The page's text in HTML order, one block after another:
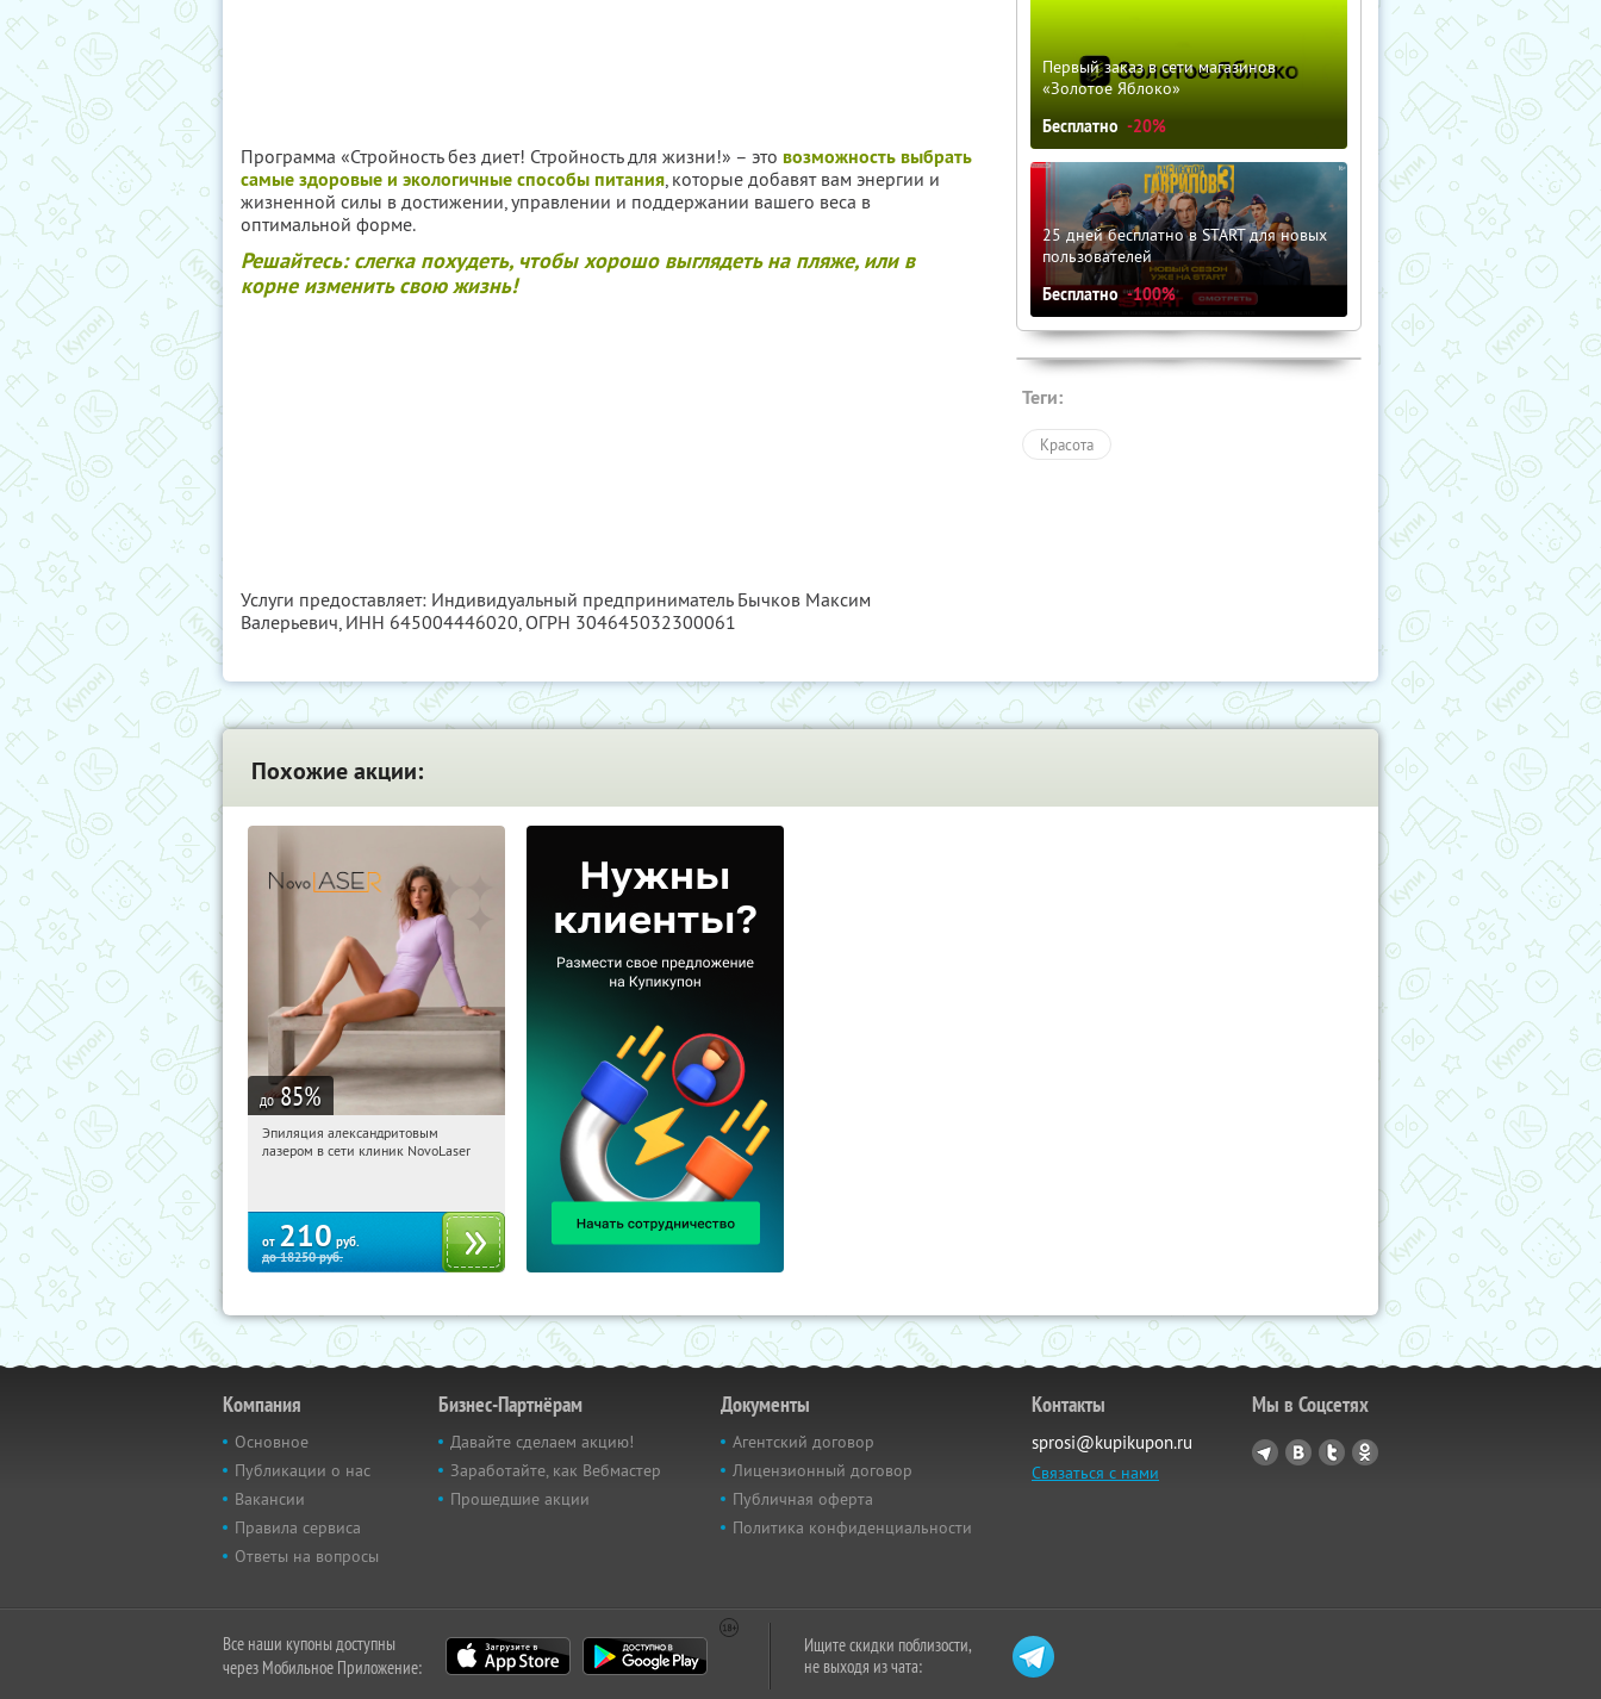
Программа «Стройность без диет! Стройность для жизни!» – это возможность выбрать
самые здоровые и экологичные способы питания, которые добавят вам энергии и
жизненной силы в достижении, управлении и поддержании вашего веса в
оптимальной форме.
Решайтесь: слегка похудеть, чтобы хорошо выглядеть на пляже, или в
корне изменить свою жизнь!
Услуги предоставляет: Индивидуальный предприниматель Бычков Максим
Валерьевич, ИНН 645004446020, ОГРН 304645032300061
Первый заказ в сети магазинов
«Золотое Яблоко»
Бесплатно -20%
25 дней бесплатно в START для новых
пользователей
Бесплатно -100%
Теги:
Красота
Похожие акции:
до 85%
06:41:20 Купили:
Эпиляция александритовым
лазером в сети клиник NovoLaser
от 210 руб.
до18250руб.
Компания
Основное
Публикации о нас
Вакансии
Правила сервиса
Ответы на вопросы
Бизнес-Партнёрам
Давайте сделаем акцию!
Заработайте, как Вебмастер
Прошедшие акции
Документы
Агентский договор
Лицензионный договор
Публичная оферта
Политика конфиденциальности
Контакты
sprosi@kupikupon.ru
Связаться с нами
Мы в Соцсетях
Все наши купоны доступны
через Мобильное Приложение:
Ищите скидки поблизости,
не выходя из чата: